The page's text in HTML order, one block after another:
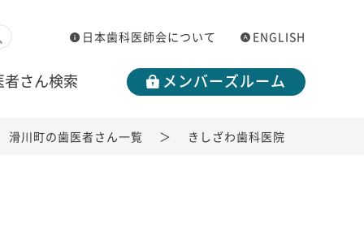
日本歯科医師会について ENGLISH
さん検索 メンバーズルーム
滑川町の歯医者さん一覧 きしざわ歯科医院